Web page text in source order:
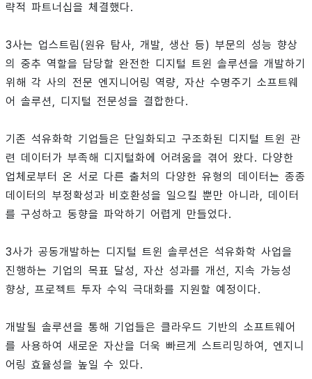
략적 파트너십을 체결했다.
3사는 업스트림(원유 탐사, 개발, 생산 등) 부문의 성능 향상
의 중추 역할을 담당할 완전한 디지털 트윈 솔루션을 개발하기
위해 각 사의 전문 엔지니어링 역량, 자산 수명주기 소프트웨
어 솔루션, 디지털 전문성을 결합한다.
기존 석유화학 기업들은 단일화되고 구조화된 디지털 트윈 관
련 데이터가 부족해 디지털화에 어려움을 겪어 왔다. 다양한
업체로부터 온 서로 다른 출처의 다양한 유형의 데이터는 종종
데이터의 부정확성과 비호환성을 일으킬 뿐만 아니라, 데이터
를 구성하고 동향을 파악하기 어렵게 만들었다.
3사가 공동개발하는 디지털 트윈 솔루션은 석유화학 사업을
진행하는 기업의 목표 달성, 자산 성과를 개선, 지속 가능성
향상, 프로젝트 투자 수익 극대화를 지원할 예정이다.
개발될 솔루션을 통해 기업들은 클라우드 기반의 소프트웨어
를 사용하여 새로운 자산을 더욱 빠르게 스트리밍하여, 엔지니
어링 효율성을 높일 수 있다.